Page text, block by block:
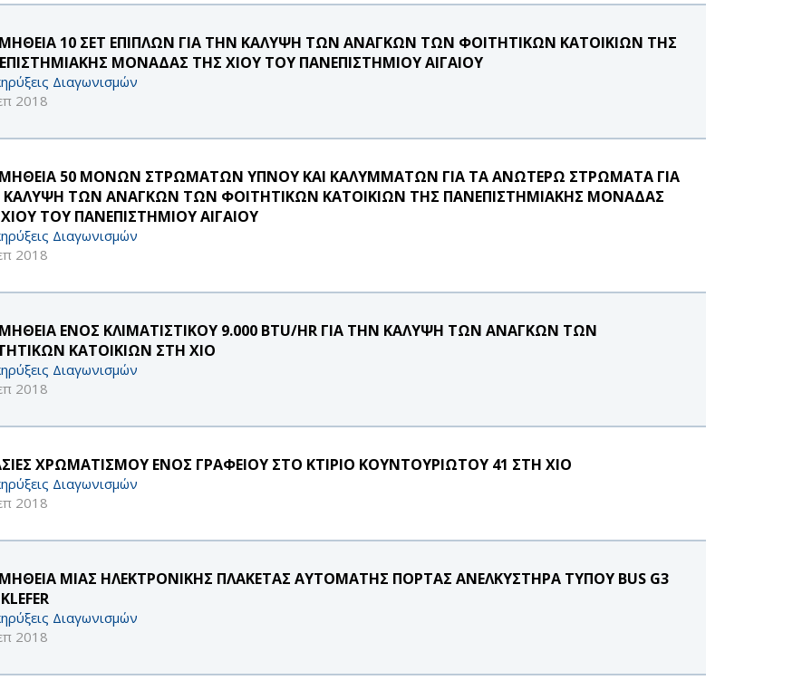
10 ΣΕΤ ΕΠΙΠΛΩΝ ΓΙΑ ΤΗΝ ΚΑΛΥΨΗ ΤΩΝ ΑΝΑΓΚΩΝ ΤΩΝ ΦΟΙΤΗΤΙΚΩΝ ΚΑΤΟΙΚΙΩΝ ΤΗΣ
ΜΟΝΑΔΑΣ ΤΗΣ ΧΙΟΥ ΤΟΥ ΠΑΝΕΠΙΣΤΗΜΙΟΥ ΑΙΓΑΙΟΥ
Διαγωνισμών
2018
50 ΜΟΝΩΝ ΣΤΡΩΜΑΤΩΝ ΥΠΝΟΥ ΚΑΙ ΚΑΛΥΜΜΑΤΩΝ ΓΙΑ ΤΑ ΑΝΩΤΕΡΩ ΣΤΡΩΜΑΤΑ ΓΙΑ
ΤΩΝ ΑΝΑΓΚΩΝ ΤΩΝ ΦΟΙΤΗΤΙΚΩΝ ΚΑΤΟΙΚΙΩΝ ΤΗΣ ΠΑΝΕΠΙΣΤΗΜΙΑΚΗΣ ΜΟΝΑΔΑΣ
ΤΟΥ ΠΑΝΕΠΙΣΤΗΜΙΟΥ ΑΙΓΑΙΟΥ
Διαγωνισμών
2018
ΕΝΟΣ ΚΛΙΜΑΤΙΣΤΙΚΟΥ 9.000 BTU/HR ΓΙΑ ΤΗΝ ΚΑΛΥΨΗ ΤΩΝ ΑΝΑΓΚΩΝ ΤΩΝ
ΚΑΤΟΙΚΙΩΝ ΣΤΗ ΧΙΟ
Διαγωνισμών
2018
ΧΡΩΜΑΤΙΣΜΟΥ ΕΝΟΣ ΓΡΑΦΕΙΟΥ ΣΤΟ ΚΤΙΡΙΟ ΚΟΥΝΤΟΥΡΙΩΤΟΥ 41 ΣΤΗ ΧΙΟ
Διαγωνισμών
2018
ΜΙΑΣ ΗΛΕΚΤΡΟΝΙΚΗΣ ΠΛΑΚΕΤΑΣ ΑΥΤΟΜΑΤΗΣ ΠΟΡΤΑΣ ΑΝΕΛΚΥΣΤΗΡΑ ΤΥΠΟΥ BUS G3
Διαγωνισμών
2018